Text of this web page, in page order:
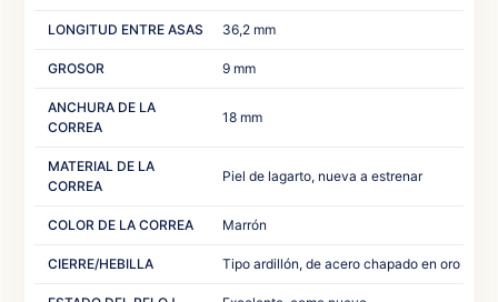
LONGITUD ENTRE ASAS 36,2 mm
GROSOR 9 mm
ANCHURA DE LA
CORREA
18 mm
MATERIAL DE LA
CORREA
Piel de lagarto, nueva a estrenar
COLOR DE LA CORREA Marrón
CIERRE/HEBILLA Tipo ardillón, de acero chapado en oro